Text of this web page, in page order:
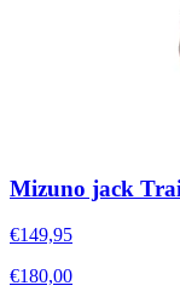
Mizuno jack
€149,95
€180,00